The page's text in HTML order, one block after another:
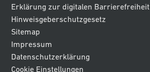
Erklärung zur digitalen Barrierefreiheit
Hinweisgeberschutzgesetz
Sitemap
Impressum
Datenschutzerklärung
Cookie Einstellungen